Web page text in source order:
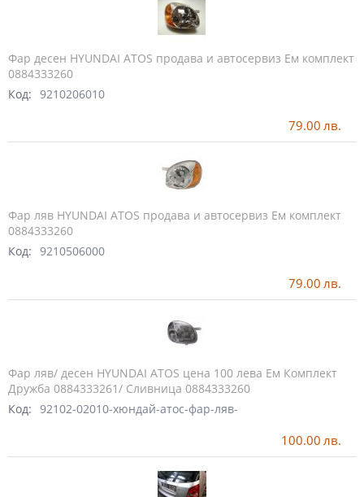
Фар десен HYUNDAI ATOS продава и автосервиз Ем комплект
0884333260
Код: 9210206010
79.00 лв.
Фар ляв HYUNDAI ATOS продава и автосервиз Ем комплект
0884333260
Код: 9210506000
79.00 лв.
Фар ляв/ десен HYUNDAI ATOS цена 100 лева Ем Комплект
Дружба 0884333261/ Сливница 0884333260
Код: 92102-02010-хюндай-атос-фар-ляв-
100.00 лв.